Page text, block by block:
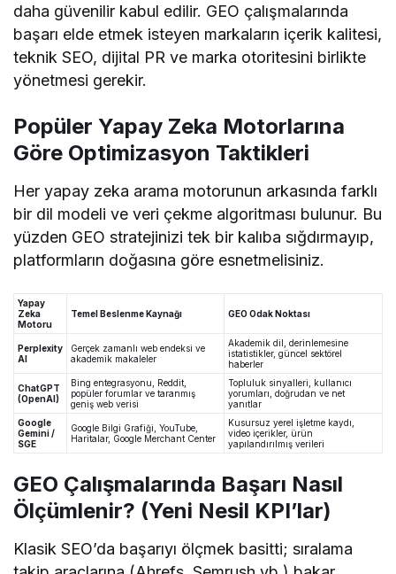
daha güvenilir kabul edilir. GEO çalışmalarında
başarı elde etmek isteyen markaların içerik kalitesi,
teknik SEO, dijital PR ve marka otoritesini birlikte
yönetmesi gerekir.
Popüler Yapay Zeka Motorlarına
Göre Optimizasyon Taktikleri
Her yapay zeka arama motorunun arkasında farklı
bir dil modeli ve veri çekme algoritması bulunur. Bu
yüzden GEO stratejinizi tek bir kalıba sığdırmayıp,
platformların doğasına göre esnetmelisiniz.
Yapay
Zeka
Motoru
Temel Beslenme Kaynağı GEO Odak Noktası
Perplexity
AI
Gerçek zamanlı web endeksi ve
akademik makaleler
Akademik dil, derinlemesine
istatistikler, güncel sektörel
haberler
ChatGPT
(OpenAI)
Bing entegrasyonu, Reddit,
popüler forumlar ve taranmış
geniş web verisi
Topluluk sinyalleri, kullanıcı
yorumları, doğrudan ve net
yanıtlar
Google
Gemini /
SGE
Google Bilgi Grafiği, YouTube,
Haritalar, Google Merchant Center
Kusursuz yerel işletme kaydı,
video içerikler, ürün
yapılandırılmış verileri
GEO Çalışmalarında Başarı Nasıl
Ölçümlenir? (Yeni Nesil KPI’lar)
Klasik SEO’da başarıyı ölçmek basitti; sıralama